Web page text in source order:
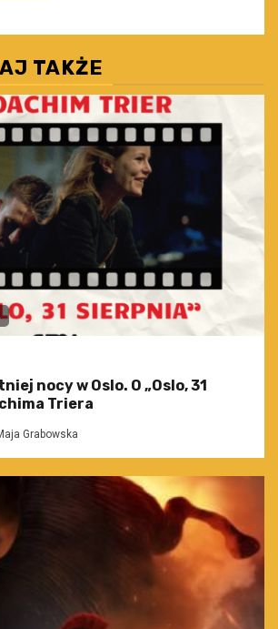
TAKŻE
nocy w Oslo. O „Oslo, 31
Triera
Grabowska